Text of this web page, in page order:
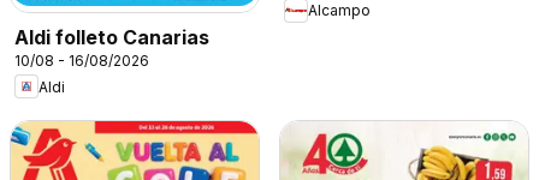
Aldi folleto Canarias
10/08 - 16/08/2026
Aldi
Alcampo